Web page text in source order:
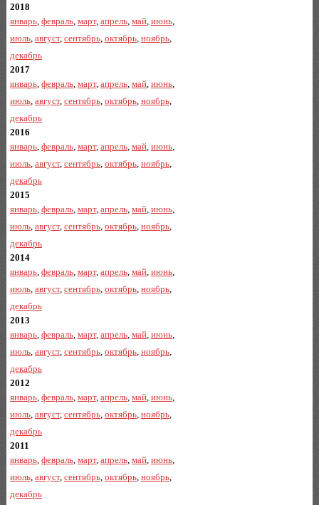
2018
январь, февраль, март, апрель, май, июнь,
июль, август, сентябрь, октябрь, ноябрь,
декабрь
2017
январь, февраль, март, апрель, май, июнь,
июль, август, сентябрь, октябрь, ноябрь,
декабрь
2016
январь, февраль, март, апрель, май, июнь,
июль, август, сентябрь, октябрь, ноябрь,
декабрь
2015
январь, февраль, март, апрель, май, июнь,
июль, август, сентябрь, октябрь, ноябрь,
декабрь
2014
январь, февраль, март, апрель, май, июнь,
июль, август, сентябрь, октябрь, ноябрь,
декабрь
2013
январь, февраль, март, апрель, май, июнь,
июль, август, сентябрь, октябрь, ноябрь,
декабрь
2012
январь, февраль, март, апрель, май, июнь,
июль, август, сентябрь, октябрь, ноябрь,
декабрь
2011
январь, февраль, март, апрель, май, июнь,
июль, август, сентябрь, октябрь, ноябрь,
декабрь